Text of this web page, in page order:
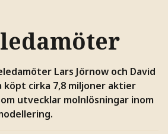
Lars Jörnow och David
köpt cirka 7,8 miljoner aktier
utvecklar molnlösningar inom